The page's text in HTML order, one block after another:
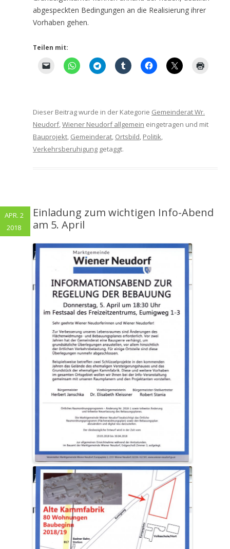
abgespeckten Bedingungen an die Realisierung ihrer
Vorhaben gehen.
Teilen mit:
Dieser Beitrag wurde in der Kategorie Gemeinderat Wr.
Neudorf,Wiener Neudorf allgemein eingetragen und mit
Bauprojekt, Gemeinderat, Ortsbild, Politik,
Verkehrsberuhigung getaggt.
Einladung zum wichtigen Info-Abend
am 5. April
APR. 2
2018